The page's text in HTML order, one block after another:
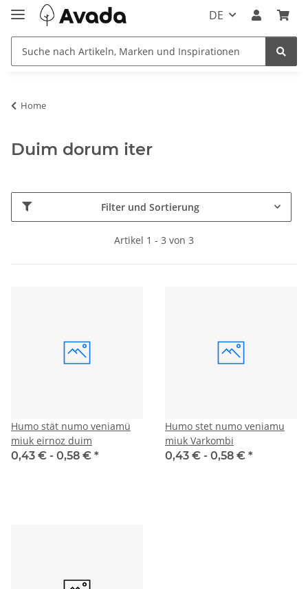
DE
Home
Duim dorum iter
Filter und Sortierung
Artikel 1 - 3 von 3
Humo stät numo veniamü
miuk eirnoz duim
0,43 € - 0,58 € *
Humo stet numo veniamu
miuk Varkombi
0,43 € - 0,58 € *